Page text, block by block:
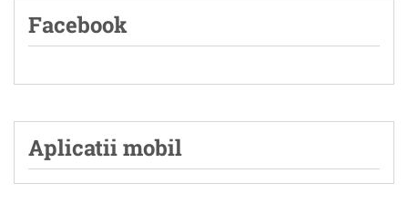
Facebook
Aplicatii mobil